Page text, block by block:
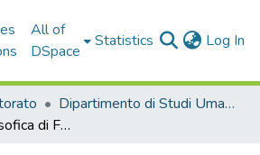
All of
DSpace
Statistics Log In
Dipartimento di Studi Umanistici - Tesi di Dottorato
Per la cultura filosofica di Francesco Petrarca. Il I libro del De remediis utriusque fortune